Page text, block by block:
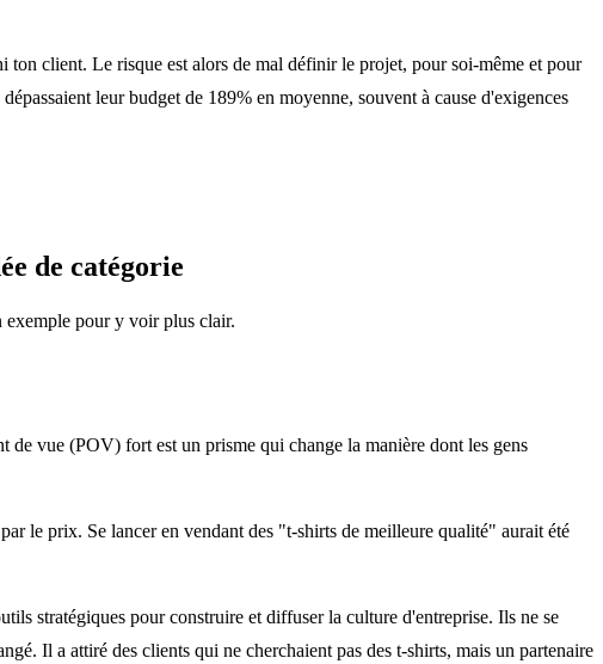
client. Le risque est alors de mal définir le projet, pour soi-même et pour
leur budget de 189% en moyenne, souvent à cause d'exigences
de catégorie
exemple pour y voir plus clair.
vue (POV) fort est un prisme qui change la manière dont les gens
le prix. Se lancer en vendant des "t-shirts de meilleure qualité" aurait été
stratégiques pour construire et diffuser la culture d'entreprise. Ils ne se
Il a attiré des clients qui ne cherchaient pas des t-shirts, mais un partenaire